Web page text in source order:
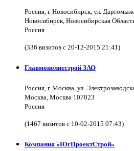
Россия, г. Новосибирск, ул.
Новосибирск, Новосибирская
Россия
(336 визитов с 20-12-2015 21:41)
Главмонолитстрой ЗАО
Россия, г. Москва, ул.
Москва, Москва 107023
Россия
(1467 визитов с 10-02-2015 07:43)
Компания «ЮгПроектСтрой»